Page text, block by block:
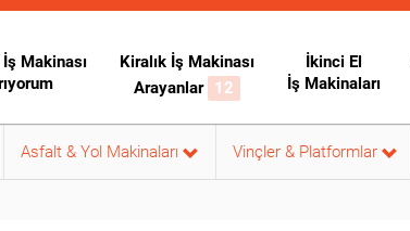
İş Makinası
Kiralık İş Makinası
Arayanlar 12
İkinci El
İş Makinaları
Asfalt & Yol Makinaları Vinçler & Platformlar